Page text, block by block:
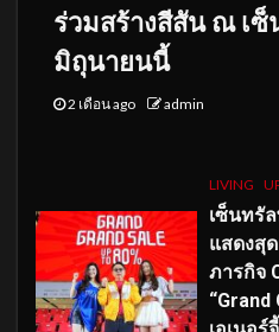
ร่วมสร้างสีสัน ณ เซ็
มิถุนายนนี้
2 เดือน ago admin
LIVING
เซ็นทรั
แสดงสุ
ภารกิจ
“Grand